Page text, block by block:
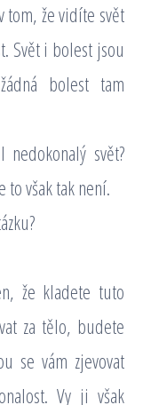
tom, že vidíte svět
Svět i bolest jsou
bolest tam
svět?
to však tak není.
že kladete tuto
za tělo, budete
se vám zjevovat
Vy ji však